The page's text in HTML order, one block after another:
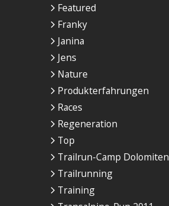
Featured
Franky
Janina
Jens
Nature
Produkterfahrungen
Races
Regeneration
Top
Trailrun-Camp Dolomiten
Trailrunning
Training